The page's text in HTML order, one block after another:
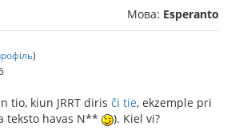
Мова: Esperanto
)
tio, kiun JRRT diris ĉi tie, ekzemple pri
teksto havas N** ). Kiel vi?